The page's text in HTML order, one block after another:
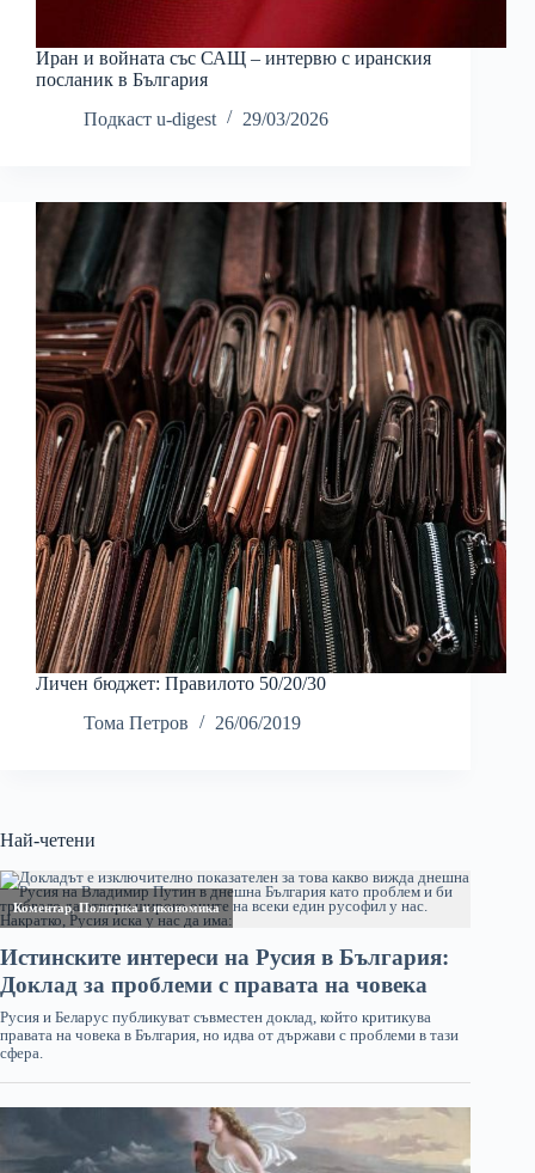
Иран и войната със САЩ – интервю с иранския
посланик в България
Подкаст u-digest
29/03/2026
Личен бюджет: Правилото 50/20/30
Тома Петров
26/06/2019
Най-четени